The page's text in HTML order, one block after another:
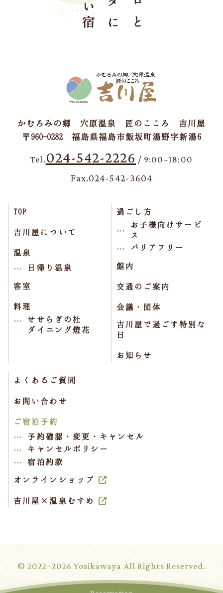
かむろみの郷 穴原温泉 匠のこころ 吉川屋
〒960-0282 福島県福島市飯坂町湯野字新湯6
Tel. 024-542-2226 / 9:00~18:00
Fax.024-542-3604
TOP
吉川屋について
温泉
日帰り温泉
客室
料理
せせらぎの杜
ダイニング燈花
過ごし方
お子様向けサービ
ス
バリアフリー
館内
交通のご案内
会議・団体
吉川屋で過ごす特別な
日
お知らせ
よくあるご質問
お問い合わせ
ご宿泊予約
予約確認・変更・キャンセル
キャンセルポリシー
宿泊約款
オンラインショップ
吉川屋×温泉むすめ
© 2022–2026 Yosikawaya All Rights Reserved.